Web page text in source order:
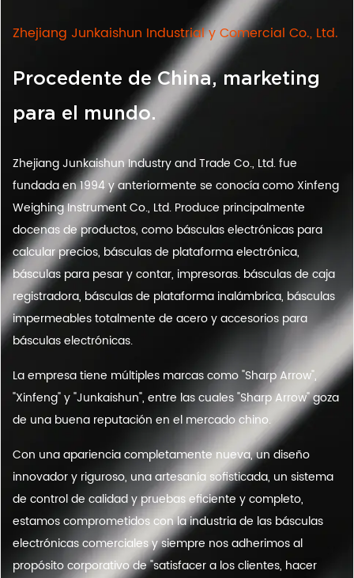
Zhejiang Junkaishun Industrial y Comercial Co., Ltd.
Procedente de China, marketing
para el mundo.
Zhejiang Junkaishun Industry and Trade Co., Ltd. fue
fundada en 1994 y anteriormente se conocía como Xinfeng
Weighing Instrument Co., Ltd. Produce principalmente
docenas de productos, como básculas electrónicas para
calcular precios, básculas de plataforma electrónica,
básculas para pesar y contar, impresoras. básculas de caja
registradora, básculas de plataforma inalámbrica, básculas
impermeables totalmente de acero y accesorios para
básculas electrónicas.
La empresa tiene múltiples marcas como "Sharp Arrow",
"Xinfeng" y "Junkaishun", entre las cuales "Sharp Arrow" goza
de una buena reputación en el mercado chino.
Con una apariencia completamente nueva, un diseño
innovador y riguroso, una artesanía sofisticada, un sistema
de control de calidad y pruebas eficiente y completo,
estamos comprometidos con la industria de las básculas
electrónicas comerciales y siempre nos adherimos al
propósito corporativo de "satisfacer a los clientes, hacer